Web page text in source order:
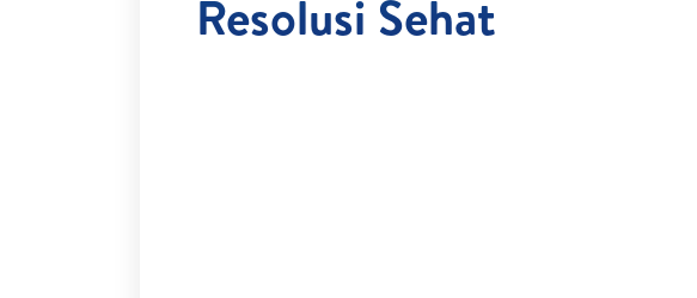
Resolusi Sehat